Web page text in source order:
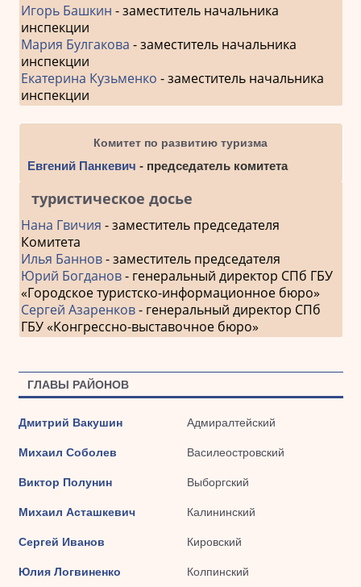
Игорь Башкин - заместитель начальника
инспекции
Мария Булгакова - заместитель начальника
инспекции
Екатерина Кузьменко - заместитель начальника
инспекции
Комитет по развитию туризма
Евгений Панкевич - председатель комитета
туристическое досье
Нана Гвичия - заместитель председателя
Комитета
Илья Баннов- заместитель председателя
Юрий Богданов- генеральный директор СПб ГБУ
«Городское туристско-информационное бюро»
Сергей Азаренков- генеральный директор СПб
ГБУ «Конгрессно-выставочное бюро»
ГЛАВЫ РАЙОНОВ
Дмитрий Вакушин Адмиралтейский
Михаил Соболев Василеостровский
Виктор Полунин Выборгский
Михаил Асташкевич Калининский
Сергей Иванов Кировский
Юлия Логвиненко Колпинский